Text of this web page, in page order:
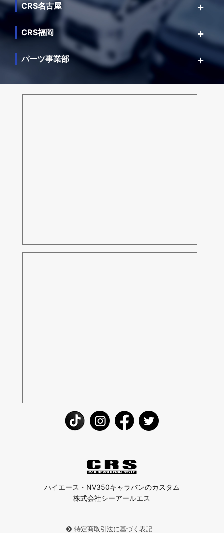
CRS名古屋
CRS福岡
パーツ事業部
ハイエース・NV350キャラバンのカスタム
株式会社シーアールエス
特定商取引法に基づく表記